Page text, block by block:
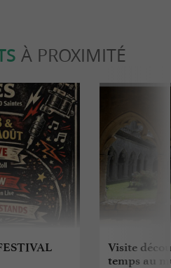
À PROXIMITÉ
Visite
temps au